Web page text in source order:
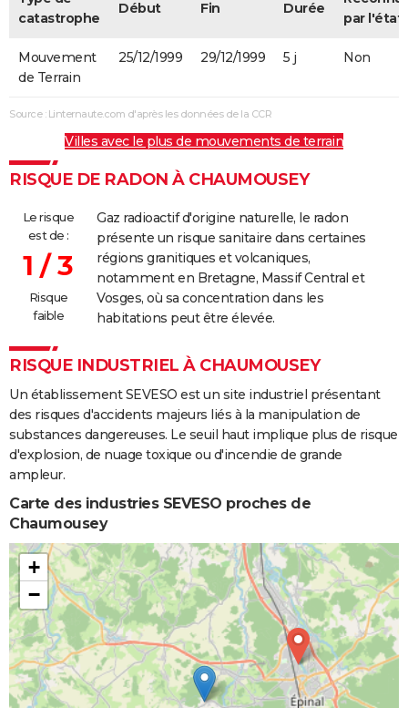
catastrophe
Début Fin Durée
par l'état
Mouvement
de Terrain
25/12/1999 29/12/1999 5 j Non
Source : Linternaute.com d'après les données de la CCR
Villes avec le plus de mouvements de terrain
RISQUE DE RADON À CHAUMOUSEY
Le risque
est de :
1 / 3
Risque
faible
Gaz radioactif d'origine naturelle, le radon
présente un risque sanitaire dans certaines
régions granitiques et volcaniques,
notamment en Bretagne, Massif Central et
Vosges, où sa concentration dans les
habitations peut être élevée.
RISQUE INDUSTRIEL À CHAUMOUSEY
Un établissement SEVESO est un site industriel présentant
des risques d'accidents majeurs liés à la manipulation de
substances dangereuses. Le seuil haut implique plus de risque
d'explosion, de nuage toxique ou d'incendie de grande
ampleur.
Carte des industries SEVESO proches de
Chaumousey
+
−